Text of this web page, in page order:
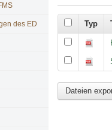
Typ
Dateien
des ED